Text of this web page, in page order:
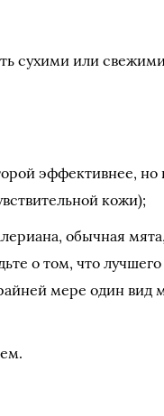
сухими или свежими
эффективнее,
кожи);
обычная
о том, что
мере один вид